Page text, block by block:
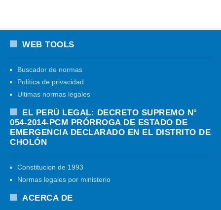
WEB TOOLS
Buscador de normas
Política de privacidad
Ultimas normas legales
EL PERÚ LEGAL: DECRETO SUPREMO N°
054-2014-PCM PRÓRROGA DE ESTADO DE
EMERGENCIA DECLARADO EN EL DISTRITO DE
CHOLÓN
Constitucion de 1993
Normas legales por ministerio
ACERCA DE